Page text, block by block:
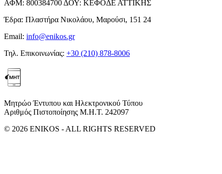
ΑΦΜ: 800384700 ΔΟΥ: ΚΕΦΟΔΕ ΑΤΤΙΚΗΣ
Έδρα: Πλαστήρα Νικολάου, Μαρούσι, 151 24
Email: info@enikos.gr
Τηλ. Επικοινωνίας: +30 (210) 878-8006
Μητρώο Έντυπου και Ηλεκτρονικού Τύπου
Αριθμός Πιστοποίησης Μ.Η.Τ. 242097
© 2026 ENIKOS - ALL RIGHTS RESERVED